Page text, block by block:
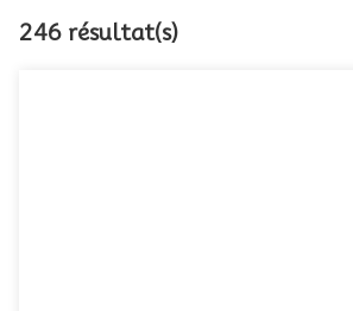
246 résultat(s)